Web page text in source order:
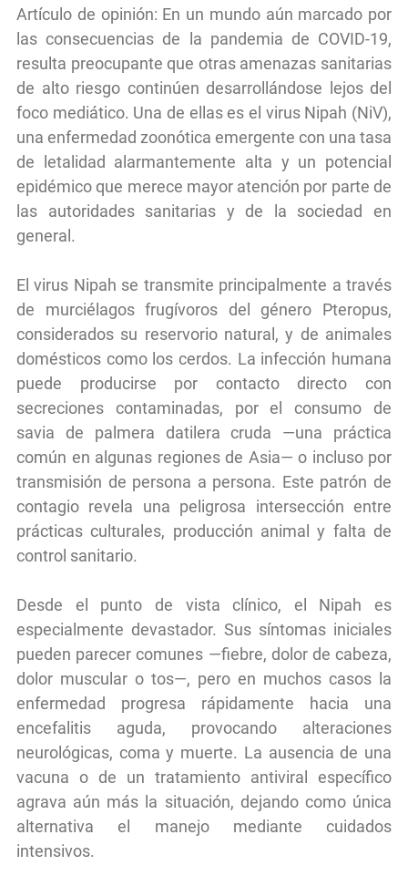
Artículo de opinión: En un mundo aún marcado por
las consecuencias de la pandemia de COVID-19,
resulta preocupante que otras amenazas sanitarias
de alto riesgo continúen desarrollándose lejos del
foco mediático. Una de ellas es el virus Nipah (NiV),
una enfermedad zoonótica emergente con una tasa
de letalidad alarmantemente alta y un potencial
epidémico que merece mayor atención por parte de
las autoridades sanitarias y de la sociedad en
general.
El virus Nipah se transmite principalmente a través
de murciélagos frugívoros del género Pteropus,
considerados su reservorio natural, y de animales
domésticos como los cerdos. La infección humana
puede producirse por contacto directo con
secreciones contaminadas, por el consumo de
savia de palmera datilera cruda —una práctica
común en algunas regiones de Asia— o incluso por
transmisión de persona a persona. Este patrón de
contagio revela una peligrosa intersección entre
prácticas culturales, producción animal y falta de
control sanitario.
Desde el punto de vista clínico, el Nipah es
especialmente devastador. Sus síntomas iniciales
pueden parecer comunes —fiebre, dolor de cabeza,
dolor muscular o tos—, pero en muchos casos la
enfermedad progresa rápidamente hacia una
encefalitis aguda, provocando alteraciones
neurológicas, coma y muerte. La ausencia de una
vacuna o de un tratamiento antiviral específico
agrava aún más la situación, dejando como única
alternativa el manejo mediante cuidados
intensivos.